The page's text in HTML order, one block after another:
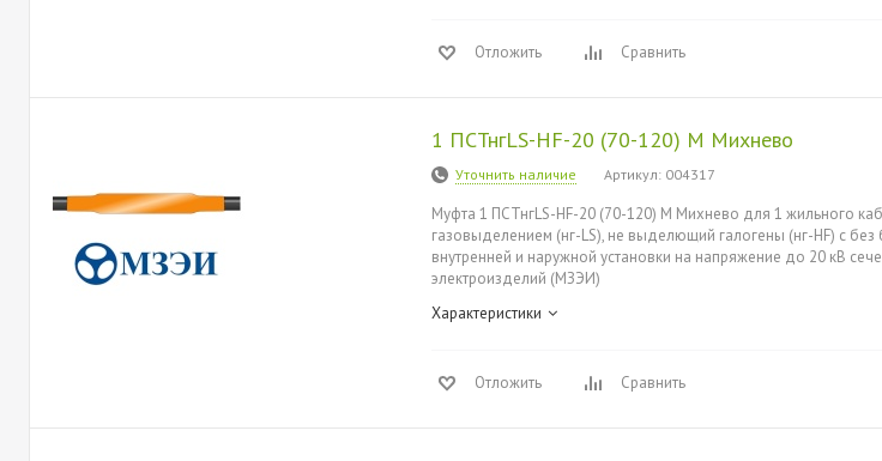
Отложить Сравнить
1 ПСТнгLS-HF-20 (70-120) М Михнево
Уточнить наличие Артикул: 004317
Муфта 1 ПСТнгLS-HF-20 (70-120) М Михнево для 1 жильного
газовыделением (нг-LS), не выделющий галогены (нг-HF) с
внутренней и наружной установки на напряжение до 20 кВ
электроизделий (МЗЭИ)
Характеристики
Отложить Сравнить